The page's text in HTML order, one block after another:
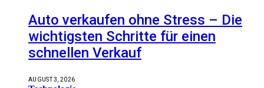
Auto verkaufen ohne Stress – Die
wichtigsten Schritte für einen
schnellen Verkauf
AUGUST 3, 2026